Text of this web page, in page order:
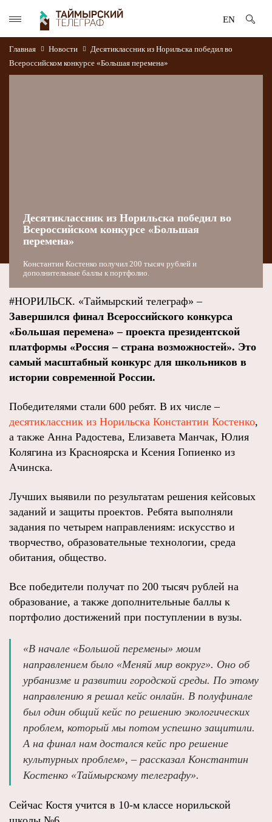
EN
Главная Новости
Десятиклассник из Норильска победил во
Всероссийском конкурсе «Большая перемена»
Десятиклассник из Норильска победил во
Всероссийском конкурсе «Большая
перемена»
Константин Костенко получил 200 тысяч рублей и
дополнительные баллы к портфолио.
#НОРИЛЬСК. «Таймырский телеграф» –
Завершился финал Всероссийского конкурса
«Большая перемена» – проекта президентской
платформы «Россия – страна возможностей». Это
самый масштабный конкурс для школьников в
истории современной России.
Победителями стали 600 ребят. В их числе –
десятиклассник из Норильска Константин Костенко,
а также Анна Радостева, Елизавета Манчак, Юлия
Колягина из Красноярска и Ксения Гопиенко из
Ачинска.
Лучших выявили по результатам решения кейсовых
заданий и защиты проектов. Ребята выполняли
задания по четырем направлениям: искусство и
творчество, образовательные технологии, среда
обитания, общество.
Все победители получат по 200 тысяч рублей на
образование, а также дополнительные баллы к
портфолио достижений при поступлении в вузы.
«В начале «Большой перемены» моим
направлением было «Меняй мир вокруг». Оно об
урбанизме и развитии городской среды. По этому
направлению я решал кейс онлайн. В полуфинале
был один общий кейс по решению экологических
проблем, который мы потом успешно защитили.
А на финал нам достался кейс про решение
культурных проблем», – рассказал Константин
Костенко «Таймырскому телеграфу».
Сейчас Костя учится в 10-м классе норильской